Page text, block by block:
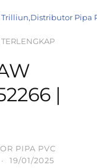
Pipa
|
PIPA PVC
· 19/01/2025